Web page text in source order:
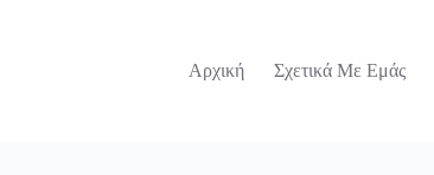
Αρχική
Σχετικά Με Εμάς